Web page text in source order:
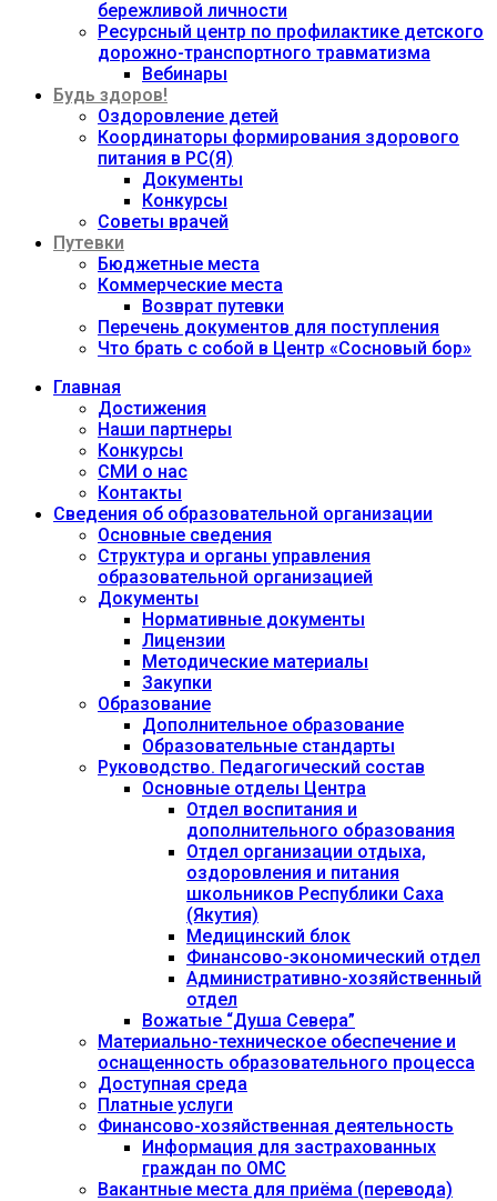
бережливой личности
Ресурсный центр по профилактике детского
дорожно-транспортного травматизма
Вебинары
Будь здоров!
Оздоровление детей
Координаторы формирования здорового
питания в РС(Я)
Документы
Конкурсы
Советы врачей
Путевки
Бюджетные места
Коммерческие места
Возврат путевки
Перечень документов для поступления
Что брать с собой в Центр «Сосновый бор»
Главная
Достижения
Наши партнеры
Конкурсы
СМИ о нас
Контакты
Сведения об образовательной организации
Основные сведения
Структура и органы управления
образовательной организацией
Документы
Нормативные документы
Лицензии
Методические материалы
Закупки
Образование
Дополнительное образование
Образовательные стандарты
Руководство. Педагогический состав
Основные отделы Центра
Отдел воспитания и
дополнительного образования
Отдел организации отдыха,
оздоровления и питания
школьников Республики Саха
(Якутия)
Медицинский блок
Финансово-экономический отдел
Административно-хозяйственный
отдел
Вожатые “Душа Севера”
Материально-техническое обеспечение и
оснащенность образовательного процесса
Доступная среда
Платные услуги
Финансово-хозяйственная деятельность
Информация для застрахованных
граждан по ОМС
Вакантные места для приёма (перевода)